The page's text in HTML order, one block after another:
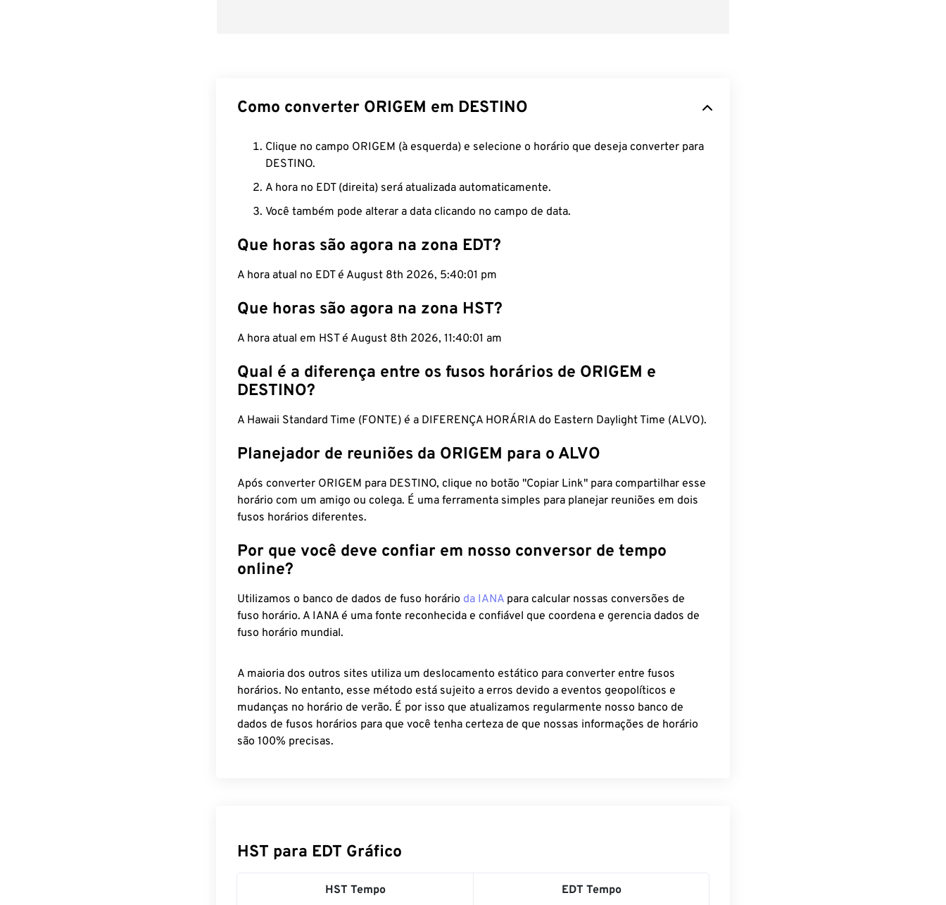
Como converter ORIGEM em DESTINO
Clique no campo ORIGEM (à esquerda) e selecione o horário que deseja converter para
DESTINO.
A hora no EDT (direita) será atualizada automaticamente.
Você também pode alterar a data clicando no campo de data.
Que horas são agora na zona EDT?
A hora atual no EDT é August 8th 2026, 5:40:02 pm
Que horas são agora na zona HST?
A hora atual em HST é August 8th 2026, 11:40:02 am
Qual é a diferença entre os fusos horários de ORIGEM e
DESTINO?
A Hawaii Standard Time (FONTE) é a DIFERENÇA HORÁRIA do Eastern Daylight Time (ALVO).
Planejador de reuniões da ORIGEM para o ALVO
Após converter ORIGEM para DESTINO, clique no botão "Copiar Link" para compartilhar esse
horário com um amigo ou colega. É uma ferramenta simples para planejar reuniões em dois
fusos horários diferentes.
Por que você deve confiar em nosso conversor de tempo
online?
Utilizamos o banco de dados de fuso horário da IANA para calcular nossas conversões de
fuso horário. A IANA é uma fonte reconhecida e confiável que coordena e gerencia dados de
fuso horário mundial.
A maioria dos outros sites utiliza um deslocamento estático para converter entre fusos
horários. No entanto, esse método está sujeito a erros devido a eventos geopolíticos e
mudanças no horário de verão. É por isso que atualizamos regularmente nosso banco de
dados de fusos horários para que você tenha certeza de que nossas informações de horário
são 100% precisas.
HST para EDT Gráfico
HST Tempo EDT Tempo